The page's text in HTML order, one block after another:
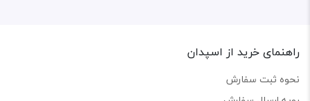
راهنمای خرید از اسپدان
نحوه ثبت سفارش